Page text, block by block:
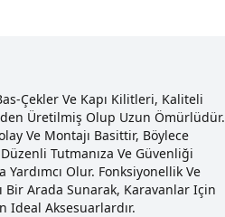
Çekler Ve Kapı Kilitleri, Kaliteli
Üretilmiş Olup Uzun Ömürlüdür.
Ve Montajı Basittir, Böylece
Düzenli Tutmanıza Ve Güvenliği
Yardımcı Olur. Fonksiyonellik Ve
Bir Arada Sunarak, Karavanlar Için
Ideal Aksesuarlardır.